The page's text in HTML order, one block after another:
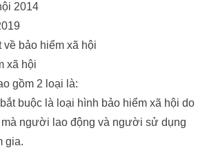
2014
bảo hiểm xã hội
xã hội
gồm 2 loại là:
buộc là loại hình bảo hiểm xã hội do
người lao động và người sử dụng
gia.